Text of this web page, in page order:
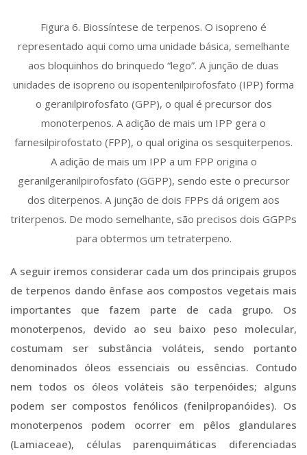
Figura 6. Biossíntese de terpenos. O isopreno é
representado aqui como uma unidade básica, semelhante
aos bloquinhos do brinquedo “lego”. A junção de duas
unidades de isopreno ou isopentenilpirofosfato (IPP) forma
o geranilpirofosfato (GPP), o qual é precursor dos
monoterpenos. A adição de mais um IPP gera o
farnesilpirofostato (FPP), o qual origina os sesquiterpenos.
A adição de mais um IPP a um FPP origina o
geranilgeranilpirofosfato (GGPP), sendo este o precursor
dos diterpenos. A junção de dois FPPs dá origem aos
triterpenos. De modo semelhante, são precisos dois GGPPs
para obtermos um tetraterpeno.
A seguir iremos considerar cada um dos principais grupos
de terpenos dando ênfase aos compostos vegetais mais
importantes que fazem parte de cada grupo. Os
monoterpenos, devido ao seu baixo peso molecular,
costumam ser substância voláteis, sendo portanto
denominados óleos essenciais ou essências. Contudo
nem todos os óleos voláteis são terpenóides; alguns
podem ser compostos fenólicos (fenilpropanóides). Os
monoterpenos podem ocorrer em pêlos glandulares
(Lamiaceae), células parenquimáticas diferenciadas